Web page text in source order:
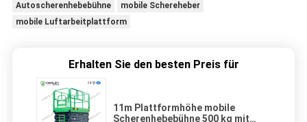
Autoscherenhebebühne
mobile Schereheber
mobile Luftarbeitplattform
Erhalten Sie den besten Preis für
11m Plattformhöhe mobile
Scherenhebebühne 500 kg mit